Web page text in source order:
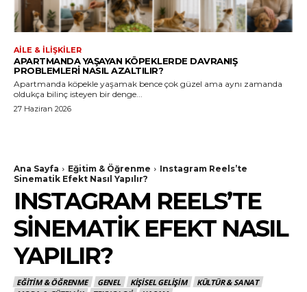
AILE & İLIŞKILER
APARTMANDA YAŞAYAN KÖPEKLERDE DAVRANIŞ
PROBLEMLERI NASIL AZALTILIR?
Apartmanda köpekle yaşamak bence çok güzel ama aynı zamanda
oldukça bilinç isteyen bir denge...
27 Haziran 2026